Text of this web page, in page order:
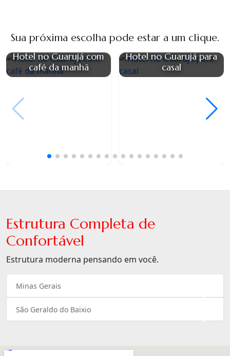
Sua próxima escolha pode estar a um clique.
Hotel no Guarujá com
café da manhã
Hotel no Guarujá para
casal
Estrutura Completa de
Confortável
Estrutura moderna pensando em você.
×
Minas Gerais
×
São Geraldo do Baixio